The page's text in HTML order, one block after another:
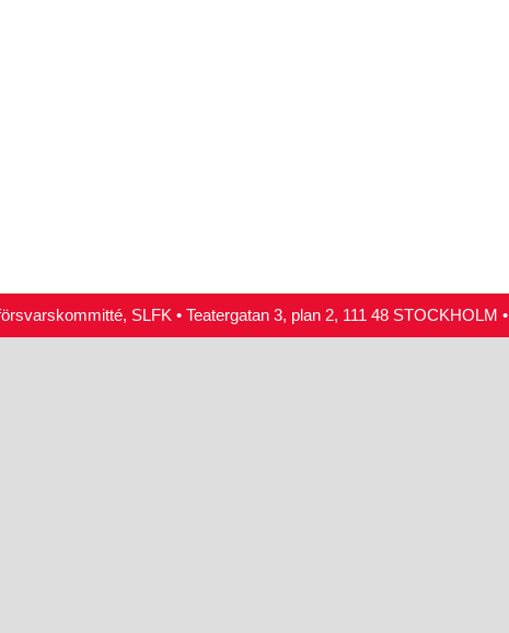
SLFK • Teatergatan 3, plan 2, 111 48 STOCKHOLM •